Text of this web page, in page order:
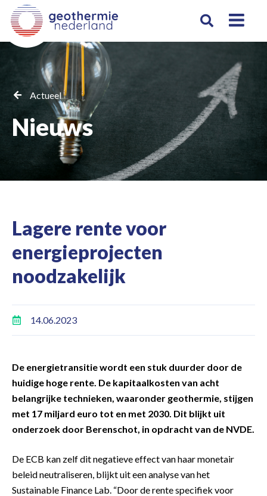
Actueel
Nieuws
Lagere rente voor
energieprojecten
noodzakelijk
14.06.2023
De energietransitie wordt een stuk duurder door de
huidige hoge rente. De kapitaalkosten van acht
belangrijke technieken, waaronder geothermie, stijgen
met 17 miljard euro tot en met 2030. Dit blijkt uit
onderzoek door Berenschot, in opdracht van de NVDE.
De ECB kan zelf dit negatieve effect van haar monetair
beleid neutraliseren, blijkt uit een analyse van het
Sustainable Finance Lab. “Door de rente specifiek voor